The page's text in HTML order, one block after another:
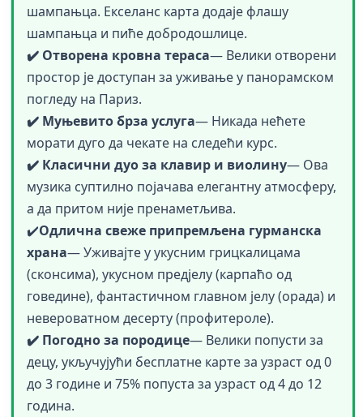
шампањца. Екселанс карта додаје флашу
шампањца и пиће добродошлице.
✔️ Отворена кровна тераса— Велики отворени
простор је доступан за уживање у панорамском
погледу на Париз.
✔️ Муњевито брза услуга— Никада нећете
морати дуго да чекате на следећи курс.
✔️ Класични дуо за клавир и виолину— Ова
музика суптилно појачава елегантну атмосферу,
а да притом није пренаметљива.
✔️Одлична свеже припремљена гурманска
храна— Уживајте у укусним грицкалицама
(сконсима), укусном предјелу (карпаћо од
говедине), фантастичном главном јелу (орада) и
невероватном десерту (профитероле).
✔️ Погодно за породице— Велики попусти за
децу, укључујући бесплатне карте за узраст од 0
до 3 године и 75% попуста за узраст од 4 до 12
година.